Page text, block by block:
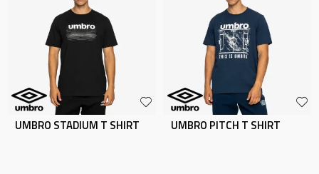
UMBRO STADIUM T SHIRT UMBRO PITCH T SHIRT